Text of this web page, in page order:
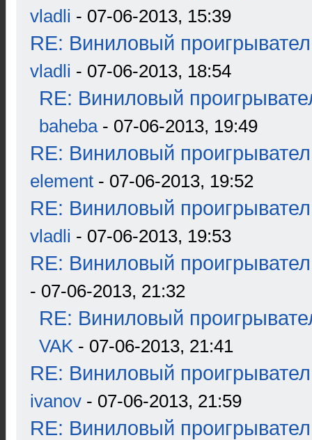
vladli - 07-06-2013, 15:39
RE: Виниловый
vladli - 07-06-2013, 18:54
RE: Виниловый
baheba- 07-06-2013, 19:49
RE: Виниловый
element - 07-06-2013, 19:52
RE: Виниловый
vladli - 07-06-2013, 19:53
RE: Виниловый
- 07-06-2013, 21:32
RE: Виниловый
VAK - 07-06-2013, 21:41
RE: Виниловый
ivanov - 07-06-2013, 21:59
RE: Виниловый